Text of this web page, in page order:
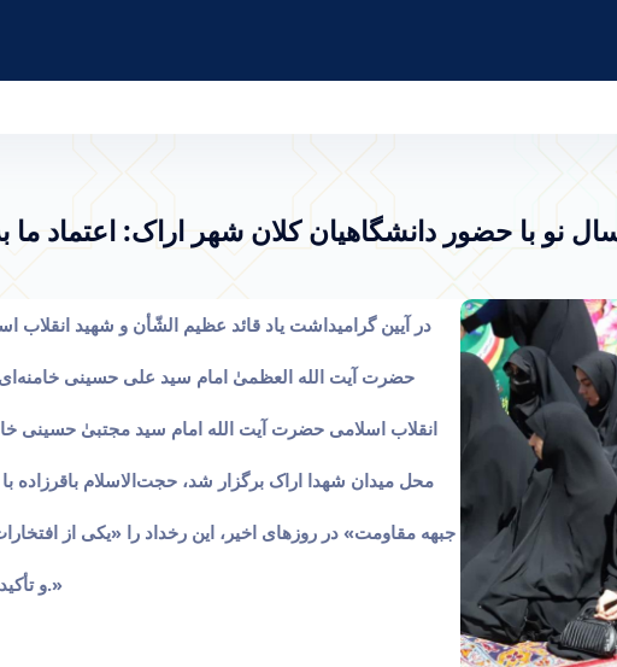
حضور دانشگاهیان کلان‌ شهر اراک: اعتماد ما به
سال نو با حضور دانشگاهیان کلان‌ شهر اراک: اعتماد
حضرت آیت الله العظمیٰ امام سید علی حسینی
انقلاب اسلامی حضرت آیت الله امام سید مجتبیٰ حسینی
محل میدان شهدا اراک برگزار شد، حجت‌الاسلام باقرزاده
جبهه مقاومت» در روزهای اخیر، این رخداد را «یکی از
و تأکید داشت: «اعتماد ما فقط به خداست، نه به تسلیحات.»